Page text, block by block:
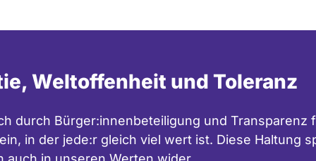
Weltoffenheit und Toleranz
durch Bürger:innenbeteiligung und Transparenz
in der jede:r gleich viel wert ist. Diese Haltung